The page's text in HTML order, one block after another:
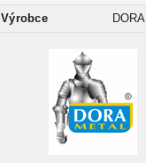
Výrobce